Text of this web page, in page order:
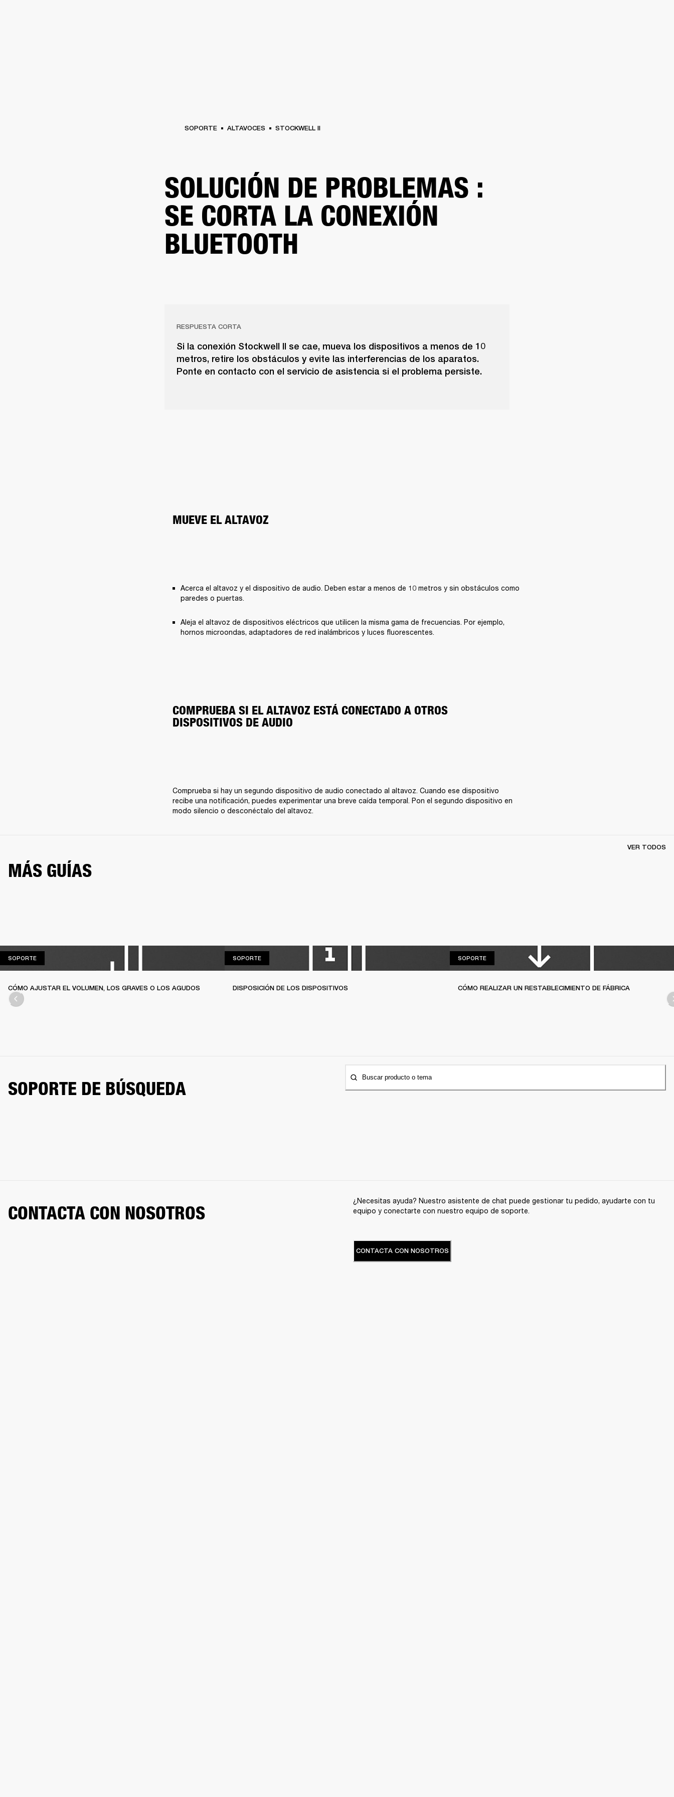
SOPORTE ALTAVOCES STOCKWELL II
SOLUCIÓN DE PROBLEMAS :
SE CORTA LA CONEXIÓN
BLUETOOTH
RESPUESTA CORTA
Si la conexión Stockwell II se cae, mueva los dispositivos a menos de 10
metros, retire los obstáculos y evite las interferencias de los aparatos.
Ponte en contacto con el servicio de asistencia si el problema persiste.
MUEVE EL ALTAVOZ
Acerca el altavoz y el dispositivo de audio. Deben estar a menos de 10 metros y sin obstáculos como
paredes o puertas.
Aleja el altavoz de dispositivos eléctricos que utilicen la misma gama de frecuencias. Por ejemplo,
hornos microondas, adaptadores de red inalámbricos y luces fluorescentes.
COMPRUEBA SI EL ALTAVOZ ESTÁ CONECTADO A OTROS
DISPOSITIVOS DE AUDIO
Comprueba si hay un segundo dispositivo de audio conectado al altavoz. Cuando ese dispositivo
recibe una notificación, puedes experimentar una breve caída temporal. Pon el segundo dispositivo en
modo silencio o desconéctalo del altavoz.
MÁS GUÍAS
VER TODOS
SOPORTESOPORTE
CÓMO AJUSTAR EL VOLUMEN, LOS GRAVES O LOS AGUDOS
SOPORTESOPORTE
DISPOSICIÓN DE LOS DISPOSITIVOS
SOPORTESOPORTE
CÓMO REALIZAR UN RESTABLECIMIENTO DE FÁBRICA
SOPORTE DE BÚSQUEDA Buscar producto o tema
CONTACTA CON NOSOTROS
¿Necesitas ayuda? Nuestro asistente de chat puede gestionar tu pedido, ayudarte con tu
equipo y conectarte con nuestro equipo de soporte.
CONTACTA CON NOSOTROS